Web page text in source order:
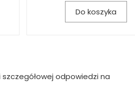
Do koszyka
odpowiedzi na